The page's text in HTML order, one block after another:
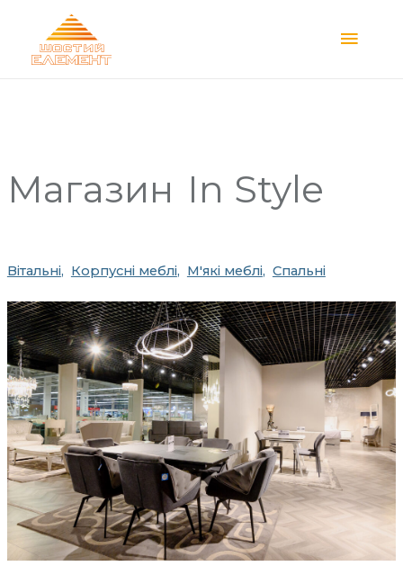
Main
Магазин In Style
Вітальні Корпусні меблі М'які меблі Спальні